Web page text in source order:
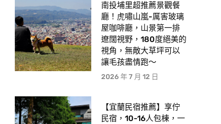
南投埔里超推薦景觀餐
廳！虎嘯山嵐-厲害玻璃
屋咖啡廳，山景第一排
遼闊視野，180度絕美的
視角，無敵大草坪可以
讓毛孩盡情跑〜
2026 年 7 月 12 日
【宜蘭民宿推薦】享佇
民宿，10-16人包棟，一